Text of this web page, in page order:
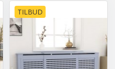
TILBUD